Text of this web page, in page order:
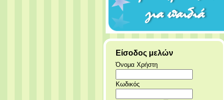
Είσοδος μελών
Όνομα Χρήστη
Κωδικός